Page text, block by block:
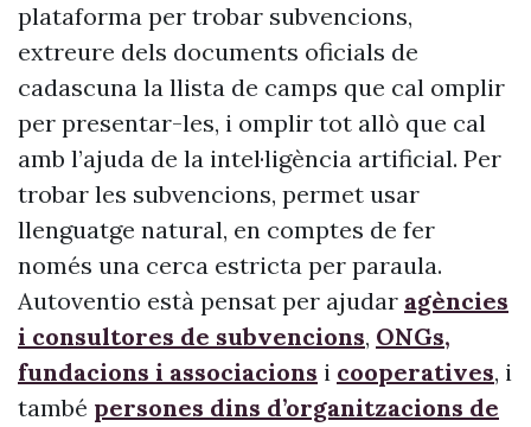
plataforma per trobar subvencions,
extreure dels documents oficials de
cadascuna la llista de camps que cal omplir
per presentar-les, i omplir tot allò que cal
amb l’ajuda de la intel·ligència artificial. Per
trobar les subvencions, permet usar
llenguatge natural, en comptes de fer
només una cerca estricta per paraula.
Autoventio està pensat per ajudar agències
i consultores de subvencions, ONGs,
fundacions i associacions i cooperatives, i
també persones dins d’organitzacions de